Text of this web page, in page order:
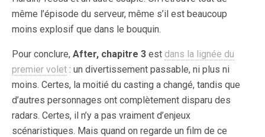
même l’épisode du serveur, même s’il est beaucoup
moins explosif que dans le bouquin.
Pour conclure, After, chapitre 3 est dans la lignée du
premier volet : un divertissement passable, ni plus ni
moins. Certes, la moitié du casting a changé, tandis que
d’autres personnages ont complètement disparu des
radars. Certes, il n’y a pas vraiment d’enjeux
scénaristiques. Mais quand on regarde un film de ce